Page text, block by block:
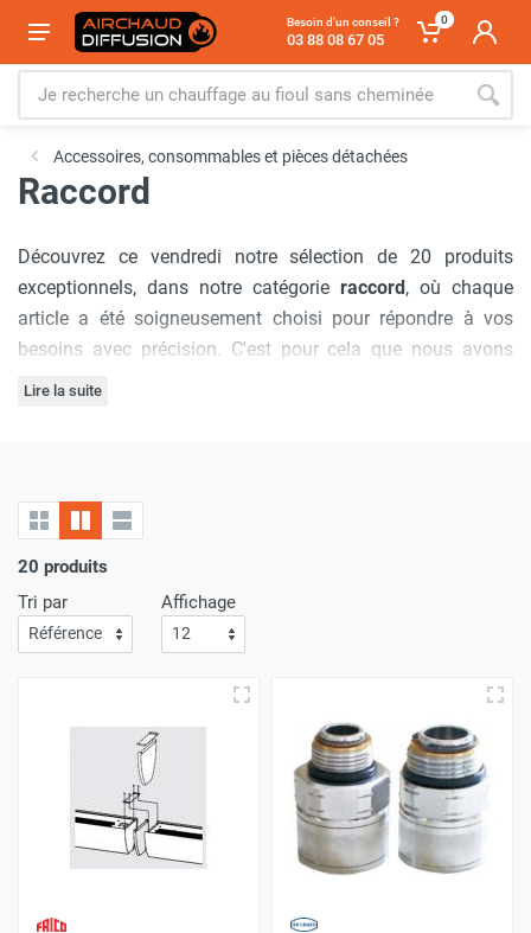
Besoin d'un conseil ?
03 88 08 67 05
0
Accessoires, consommables et pièces détachées
Raccord
Découvrez ce vendredi notre sélection de 20 produits
exceptionnels, dans notre catégorie raccord, où chaque
article a été soigneusement choisi pour répondre à vos
besoins avec précision. C'est pour cela que nous avons
sélectionné les marques :
inégalées à chaque visite. De plus, nous comprenons
l'importance
pourquoi nous nous assurons que votre commande arrive
à votre porte avecla plus grande efficacité
Faites vos achats sur Airchaud Diffusion pour une
expérience où l'excellence et la vitesse de livraison s'allient
à l'avantage de prix compétitifs.
Lire la suite
20 produits
Tri par
Affichage